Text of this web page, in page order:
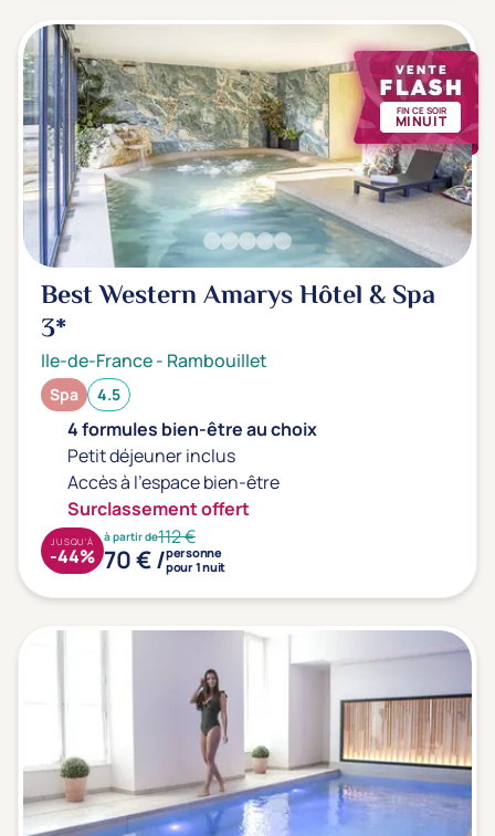
FIN CE SOIR
MINUIT
Best Western Amarys Hôtel & Spa
3*
Ile-de-France- Rambouillet
Spa 4.5
4 formules bien-être au choix
Petit déjeuner inclus
Accès à l'espace bien-être
Surclassement offert
à partir de112 €
70 € /personne
pour 1 nuit
JUSQU'À
-44%